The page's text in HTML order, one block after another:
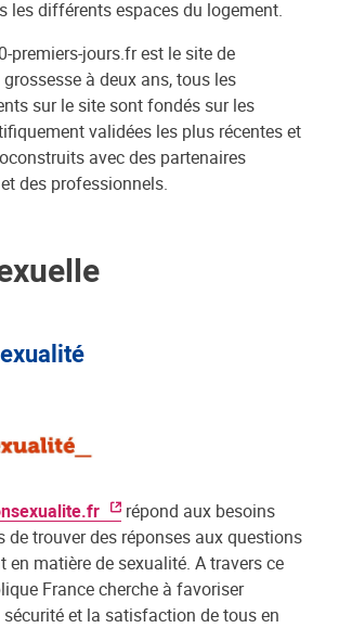
les différents espaces du logement.
premiers-jours.fr est le site de
à deux ans, tous les
sur le site sont fondés sur les
validées les plus récentes et
avec des partenaires
des professionnels.
répond aux besoins
de trouver des réponses aux questions
en matière de sexualité. A travers ce
France cherche à favoriser
sécurité et la satisfaction de tous en